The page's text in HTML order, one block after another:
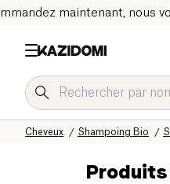
maintenant, nous
Shampoing Bio
Cheveux
Notre catalogue bio
Accueil